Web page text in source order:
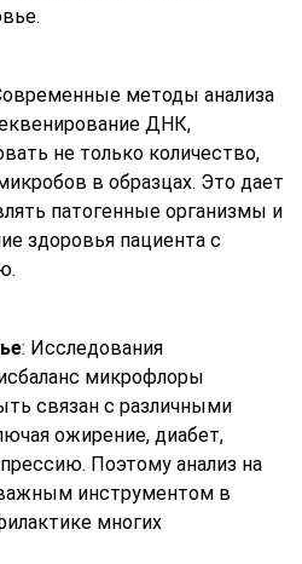
методы анализа
ДНК,
не только количество,
в образцах. Это дает
патогенные организмы и
здоровья пациента с
: Исследования
микрофлоры
связан с различными
ожирение, диабет,
Поэтому анализ на
инструментом в
многих